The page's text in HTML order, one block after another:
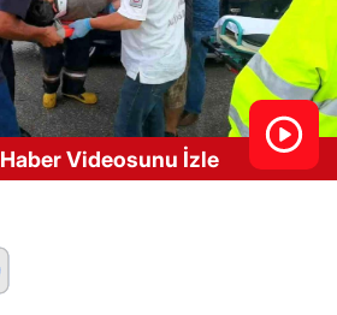
Haber Videosunu İzle